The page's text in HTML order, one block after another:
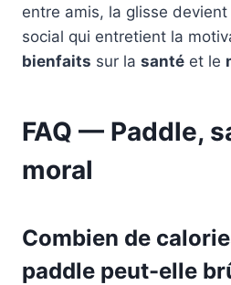
entre amis, la glisse
social qui entretient la
bienfaits sur la santé et le
FAQ — Paddle,
moral
Combien de
paddle peut-elle